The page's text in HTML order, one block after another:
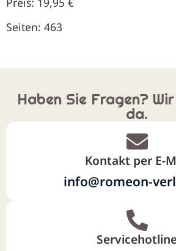
Seiten: 463
Haben Sie Fragen?
da.
Kontakt per E-
info@romeon-